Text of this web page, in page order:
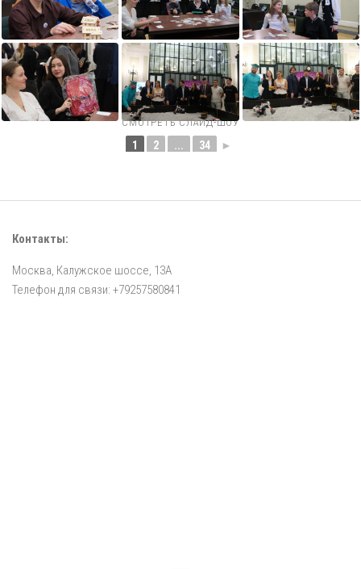
СМОТРЕТЬ СЛАЙД-ШОУ
1 2 ... 34 ►
Контакты:
Москва, Калужское шоссе, 13А
Телефон для связи: +79257580841